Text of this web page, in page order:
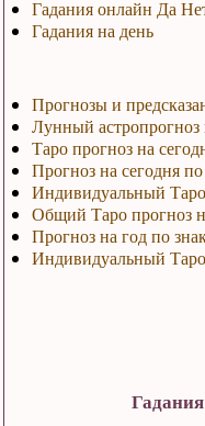
Гадания онлайн Да
Гадания на день
Прогнозы и
Лунный астропрогноз
Таро прогноз на
Прогноз на сегодня
Индивидуальный
Общий Таро прогноз
Прогноз на год по
Индивидуальный